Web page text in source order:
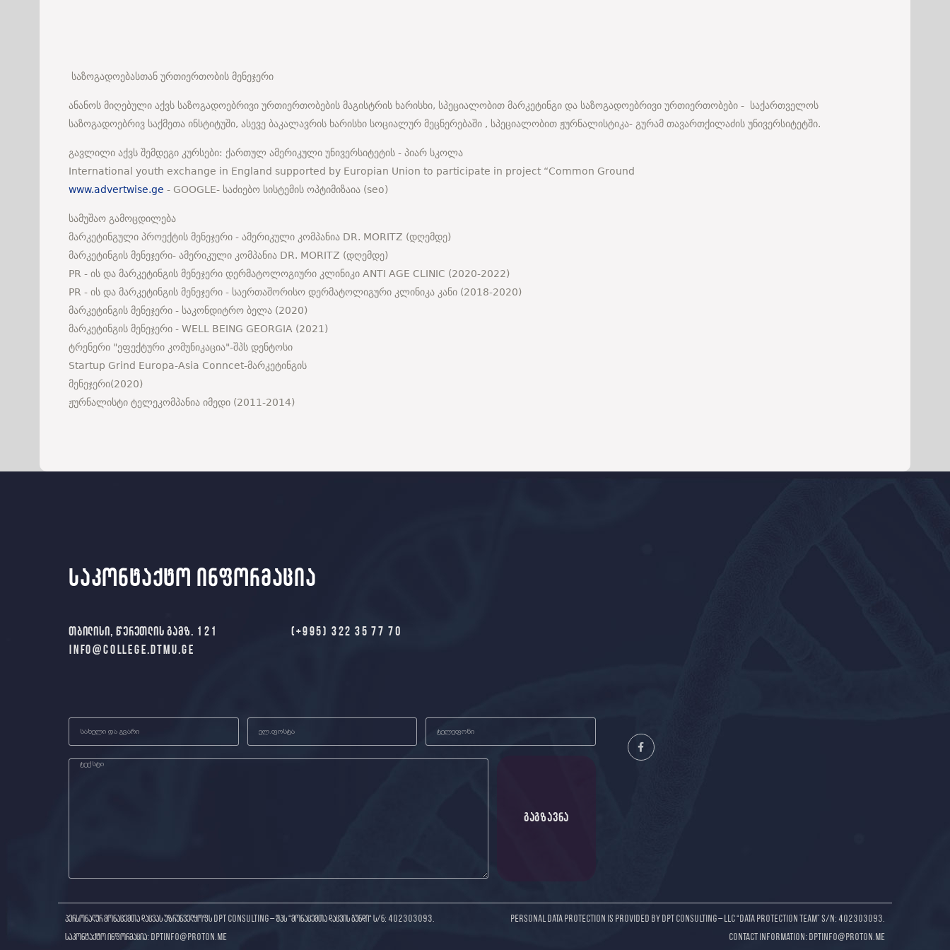
საზოგადოებასთან ურთიერთობის მენეჯერი
ანანოს მიღებული აქვს საზოგადოებრივი ურთიერთობების მაგისტრის ხარისხი, სპეციალობით მარკეტინგი და საზოგადოებრივი ურთიერთობები - საქართველოს
საზოგადოებრივ საქმეთა ინსტიტუში, ასევე ბაკალავრის ხარისხი სოციალურ მეცნერებაში , სპეციალობით ჟურნალისტიკა- გურამ თავართქილაძის უნივერსიტეტში.
გავლილი აქვს შემდეგი კურსები: ქართულ ამერიკული უნივერსიტეტის - პიარ სკოლა
International youth exchange in England supported by Europian Union to participate in project “Common Ground
www.advertwise.ge - GOOGLE- საძიებო სისტემის ოპტიმიზაია (seo)
სამუშაო გამოცდილება
მარკეტინგული პროექტის მენეჯერი - ამერიკული კომპანია DR. MORITZ (დღემდე)
მარკეტინგის მენეჯერი- ამერიკული კომპანია DR. MORITZ (დღემდე)
PR - ის და მარკეტინგის მენეჯერი დერმატოლოგიური კლინიკი ANTI AGE CLINIC (2020-2022)
PR - ის და მარკეტინგის მენეჯერი - საერთაშორისო დერმატოლიგური კლინიკა კანი (2018-2020)
მარკეტინგის მენეჯერი - საკონდიტრო ბელა (2020)
მარკეტინგის მენეჯერი - WELL BEING GEORGIA (2021)
ტრენერი "ეფექტური კომუნიკაცია"-შპს დენტოსი
Startup Grind Europa-Asia Conncet-მარკეტინგის
მენეჯერი(2020)
ჟურნალისტი ტელეკომპანია იმედი (2011-2014)
საკონტაქტო ინფორმაცია
თბილისი, წერეთლის გამზ. 121
(+995) 322 35 77 70
info@college.dtmu.ge
ᲒᲐᲒᲖᲐᲕᲜᲐ
პერსონალურ მონაცემთა დაცვას უზრუნველყოფს DPT Consulting – შპს “მონაცემთა დაცვის გუნდი“ ს/ნ: 402303093.
საკონტაქტო ინფორმაცია: dptinfo@proton.me
Personal data protection is provided by DPT Consulting – LLC “Data Protection Team” S/N: 402303093.
Contact information: dptinfo@proton.me